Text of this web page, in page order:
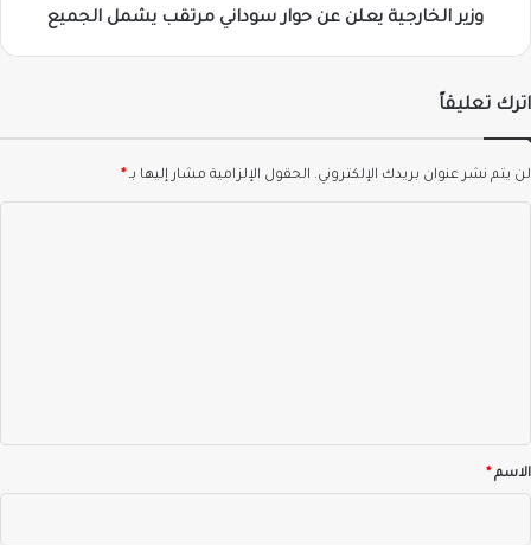
وزير الخارجية يعلن عن حوار سوداني مرتقب يشمل الجميع
اترك تعليقاً
لن يتم نشر عنوان بريدك الإلكتروني. الحقول الإلزامية مشار إليها بـ*
*الاسم*